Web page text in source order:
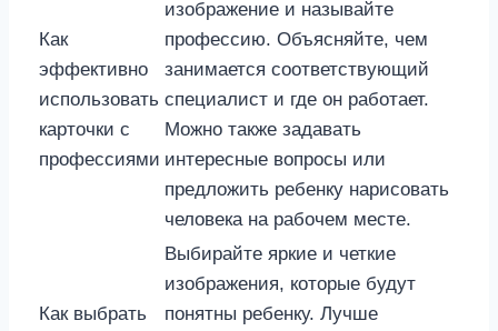
Как
эффективно
использовать
карточки с
профессиями
изображение и называйте
профессию. Объясняйте, чем
занимается соответствующий
специалист и где он работает.
Можно также задавать
интересные вопросы или
предложить ребенку нарисовать
человека на рабочем месте.
Как выбрать
Выбирайте яркие и четкие
изображения, которые будут
понятны ребенку. Лучше